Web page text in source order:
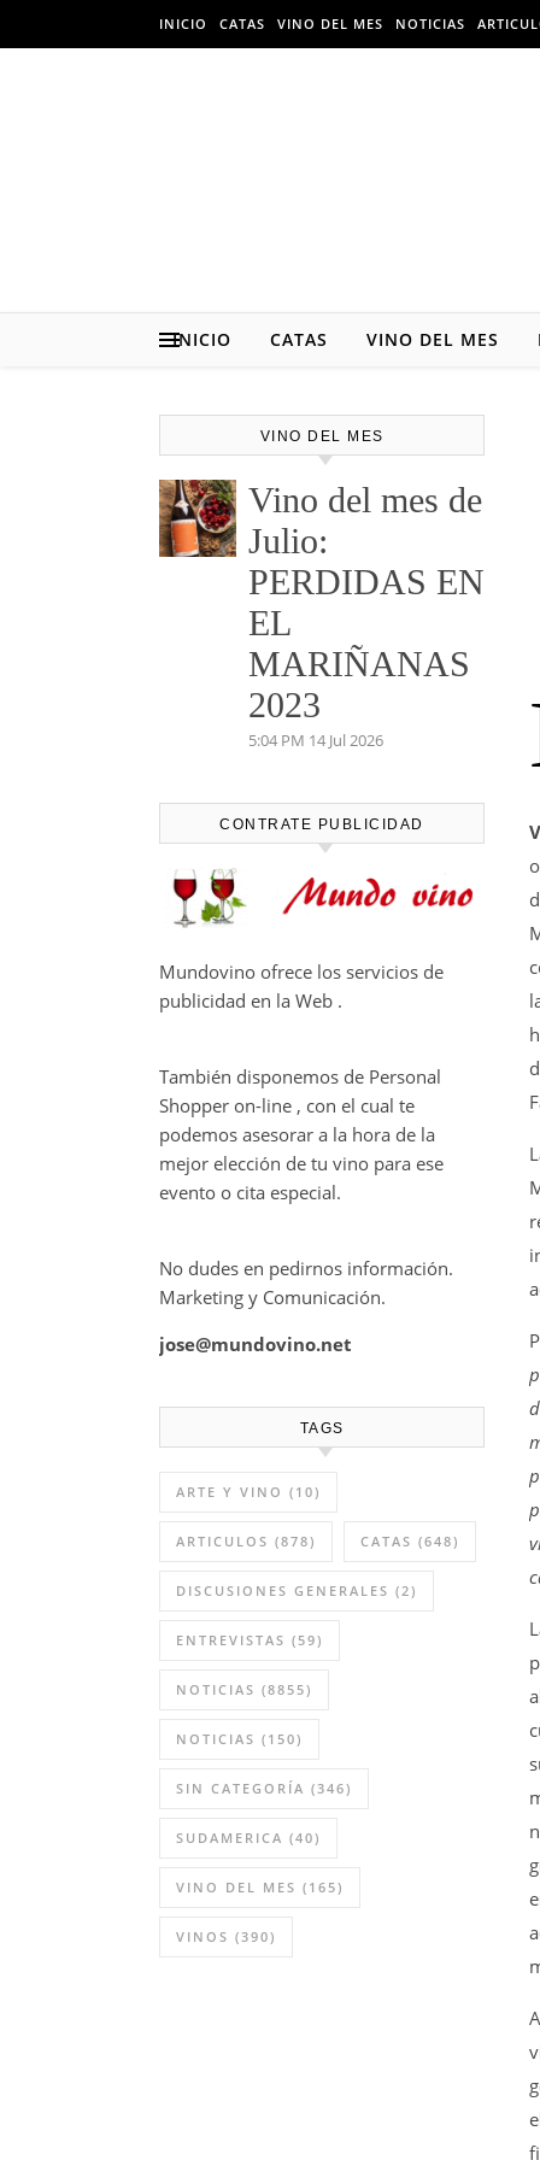
INICIO CATAS VINO DEL MES NOTICIAS
INICIO CATAS VINO DEL MES
VINO DEL MES
Vino del mes de
Julio:
PERDIDAS EN
EL
MARIÑANAS
2023
5:04 PM 14 Jul 2026
CONTRATE PUBLICIDAD
Mundovino ofrece los servicios de
publicidad en la Web .
También disponemos de Personal
Shopper on-line , con el cual te
podemos asesorar a la hora de la
mejor elección de tu vino para ese
evento o cita especial.
No dudes en pedirnos información.
Marketing y Comunicación.
jose@mundovino.net
TAGS
ARTE Y VINO (10)
ARTICULOS (878) CATAS (648)
DISCUSIONES GENERALES (2)
ENTREVISTAS (59)
NOTICIAS (8855)
NOTICIAS (150)
SIN CATEGORÍA (346)
SUDAMERICA (40)
VINO DEL MES (165)
VINOS (390)